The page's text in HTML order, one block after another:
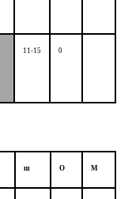
11-15 0
ш О М